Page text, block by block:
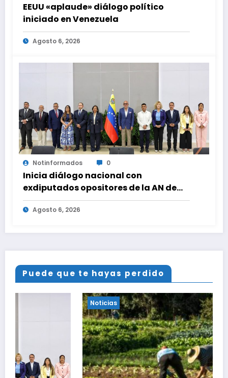
EEUU «aplaude» diálogo político
iniciado en Venezuela
Agosto 6, 2026
Notinformados 0
Inicia diálogo nacional con
exdiputados opositores de la AN de
2015
Agosto 6, 2026
Puede que te hayas perdido